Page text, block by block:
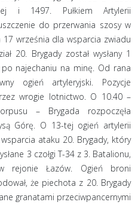
i 1497. Pułkiem Artylerii
do przerwania szosy w
17 września dla wsparcia zwiadu
20. Brygady został wysłany 1
po najechaniu na minę. Od rana
ogień artyleryjski. Pozycje
wrogie lotnictwo. O 10.40 –
– Brygada rozpoczęła
Górę. O 13-tej ogień artylerii
ataku 20. Brygady, który
3 czołgi T-34 z 3. Batalionu,
rejonie Łazów. Ogień broni
że piechota z 20. Brygady
granatami przeciwpancernymi